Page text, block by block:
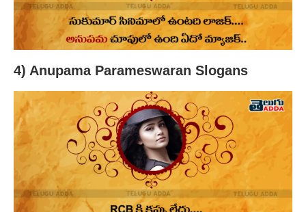
4) Anupama Parameswaran Slogans